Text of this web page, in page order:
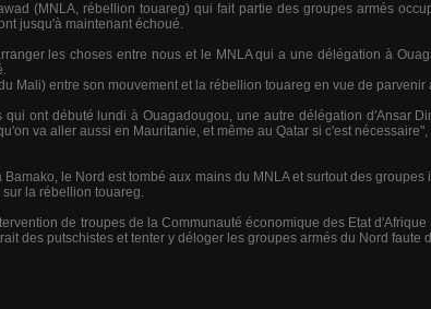
(MNLA, rébellion touareg) qui fait partie des groupes armés
jusqu'à maintenant échoué.
les choses entre nous et le MNLA qui a une délégation à
Mali) entre son mouvement et la rébellion touareg en vue de parvenir
ont débuté lundi à Ouagadougou, une autre délégation d'Ansar
va aller aussi en Mauritanie, et même au Qatar si c'est nécessaire",
le Nord est tombé aux mains du MNLA et surtout des
la rébellion touareg.
de troupes de la Communauté économique des Etat
des putschistes et tenter y déloger les groupes armés du Nord faute